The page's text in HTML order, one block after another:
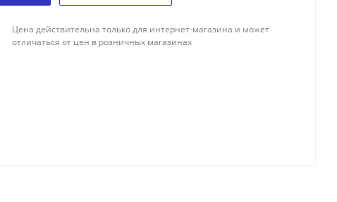
Цена действительна только для интернет-магазина и может
отличаться от цен в розничных магазинах